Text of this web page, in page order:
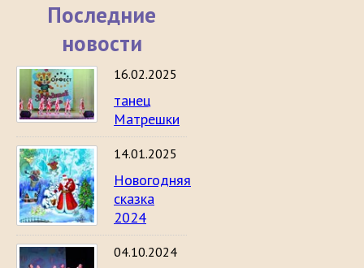
Последние
новости
16.02.2025
танец
Матрешки
14.01.2025
Новогодняя
сказка
2024
04.10.2024